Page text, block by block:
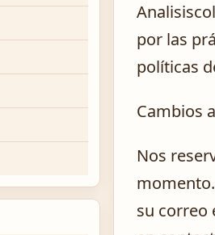
por las
políticas
Cambios
Nos
su correo